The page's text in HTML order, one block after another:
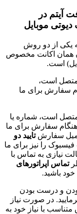
دو روش
مخصوص
برای ما
شماره یا
برای ما
تایید دو
نیز برای ما
به تماس با
بودن
صورت نیاز
نیاز خود به